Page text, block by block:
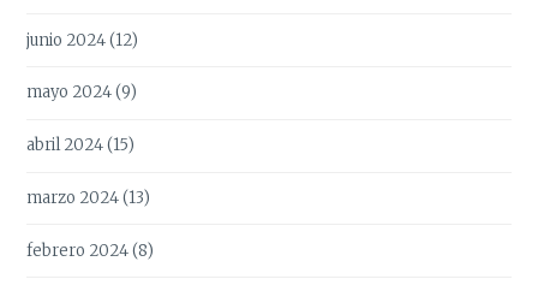
junio 2024(12)
mayo 2024(9)
abril 2024(15)
marzo 2024(13)
febrero 2024(8)